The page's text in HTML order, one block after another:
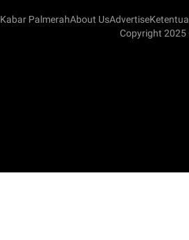
Kabar PalmerahAbout UsAdvertise
Copyright 2025